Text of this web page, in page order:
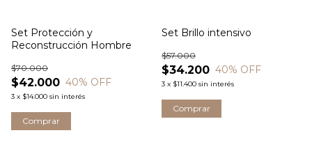
Set Protección y
Reconstrucción Hombre
$42.000
$70.000
40% OFF
3 x $14.000 sin interés
Set Brillo intensivo
$34.200
$57.000
40% OFF
3 x $11.400 sin interés